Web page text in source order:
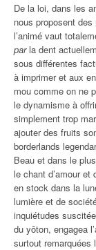
De la loi, dans les
nous proposent
l’animé vaut
parla dent
sous différentes
à imprimer et aux
mou comme on ne
le dynamisme à
simplement trop
ajouter des fruits
borderlands
Beau et dans le
le chant d’amour
en stock dans la
lumière et de
inquiétudes
du yôton, engagea
surtout